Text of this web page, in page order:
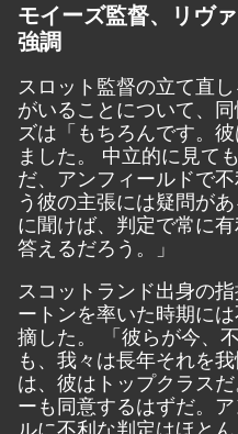
モイーズ監督、リヴ
強調
スロット監督の立て直
がいることについて、
ズは「もちろんです。
ました。 中立的に見て
だ、アンフィールドで
う彼の主張には疑問が
に聞けば、判定で常に
答えるだろう。」
スコットランド出身の
ートンを率いた時期に
摘した。 「彼らが今、
も、我々は長年それを
は、彼はトップクラス
ーも同意するはずだ。
ルに不利な判定はほと